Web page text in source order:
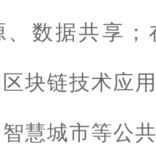
、数据共享
块链技术应
慧城市等公